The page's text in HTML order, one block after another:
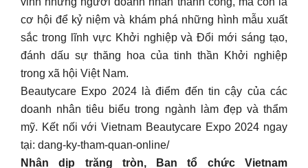
cơ hội để kỷ niệm và khám phá những hình mẫu xuất
sắc trong lĩnh vực Khởi nghiệp và Đổi mới sáng tạo,
đánh dấu sự thăng hoa của tinh thần Khởi nghiệp
trong xã hội Việt Nam.
Beautycare Expo 2024 là điểm đến tin cậy của các
doanh nhân tiêu biểu trong ngành làm đẹp và thẩm
mỹ. Kết nối với Vietnam Beautycare Expo 2024 ngay
tại: dang-ky-tham-quan-online/
Nhân dịp trăng tròn, Ban tổ chức Vietnam